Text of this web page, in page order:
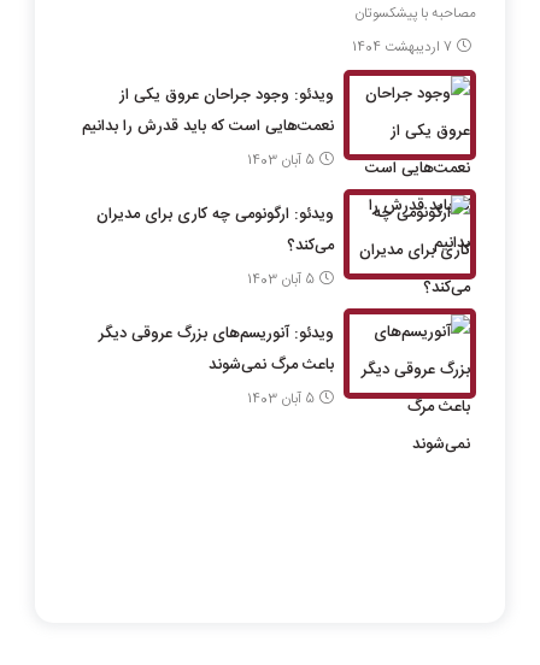
مصاحبه با پیشکسوتان
7 اردیبهشت 1404
ویدئو: وجود جراحان عروق یکی از
نعمت‌هایی‌ است که باید قدرش را بدانیم
5 آبان 1403
ویدئو: ارگونومی چه کاری برای مدیران
می‌‌کند؟
5 آبان 1403
ویدئو: آنوریسم‌های بزرگ عروقی دیگر
باعث مرگ نمی‌شوند
5 آبان 1403